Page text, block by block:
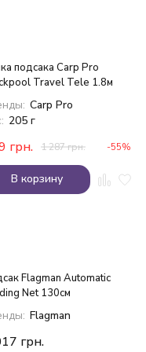
подсака Carp Pro
Travel Tele 1.8м
Carp Pro
205 г
грн. 1 287грн. -55%
В корзину
Flagman Automatic
Net 130см
Flagman
грн.